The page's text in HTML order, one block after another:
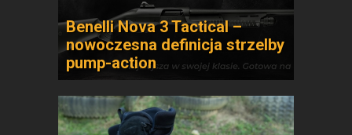
Benelli Nova 3 Tactical –
nowoczesna definicja strzelby
pump-action